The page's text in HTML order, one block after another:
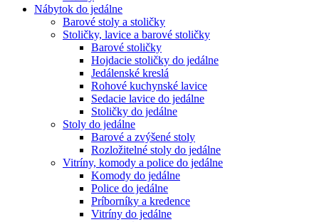
Nábytok do jedálne
Barové stoly a stoličky
Stoličky, lavice a barové stoličky
Barové stoličky
Hojdacie stoličky do jedálne
Jedálenské kreslá
Rohové kuchynské lavice
Sedacie lavice do jedálne
Stoličky do jedálne
Stoly do jedálne
Barové a zvýšené stoly
Rozložitelné stoly do jedálne
Vitríny, komody a police do jedálne
Komody do jedálne
Police do jedálne
Príborníky a kredence
Vitríny do jedálne